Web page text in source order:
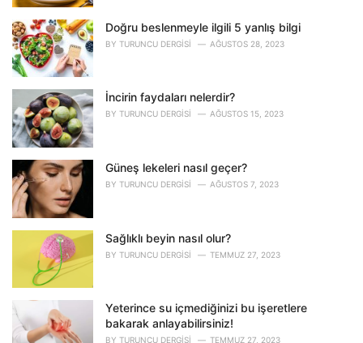
:
Doğru beslenmeyle ilgili 5 yanlış bilgi
BY TURUNCU DERGISI AĞUSTOS 28, 2023
İncirin faydaları nelerdir?
BY TURUNCU DERGISI AĞUSTOS 15, 2023
Güneş lekeleri nasıl geçer?
BY TURUNCU DERGISI AĞUSTOS 7, 2023
Sağlıklı beyin nasıl olur?
BY TURUNCU DERGISI TEMMUZ 27, 2023
Yeterince su içmediğinizi bu işeretlere
bakarak anlayabilirsiniz!
BY TURUNCU DERGISI TEMMUZ 27, 2023